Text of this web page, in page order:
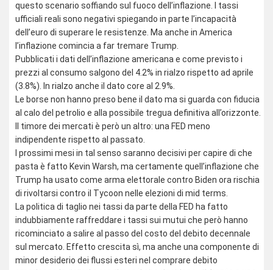
questo scenario soffiando sul fuoco dell’inflazione. I tassi
ufficiali reali sono negativi spiegando in parte l’incapacità
dell’euro di superare le resistenze. Ma anche in America
l’inflazione comincia a far tremare Trump.
Pubblicati i dati dell’inflazione americana e come previsto i
prezzi al consumo salgono del 4.2% in rialzo rispetto ad aprile
(3.8%). In rialzo anche il dato core al 2.9%.
Le borse non hanno preso bene il dato ma si guarda con fiducia
al calo del petrolio e alla possibile tregua definitiva all’orizzonte.
Il timore dei mercati è però un altro: una FED meno
indipendente rispetto al passato.
I prossimi mesi in tal senso saranno decisivi per capire di che
pasta è fatto Kevin Warsh, ma certamente quell’inflazione che
Trump ha usato come arma elettorale contro Biden ora rischia
di rivoltarsi contro il Tycoon nelle elezioni di mid terms.
La politica di taglio nei tassi da parte della FED ha fatto
indubbiamente raffreddare i tassi sui mutui che però hanno
ricominciato a salire al passo del costo del debito decennale
sul mercato. Effetto crescita sì, ma anche una componente di
minor desiderio dei flussi esteri nel comprare debito